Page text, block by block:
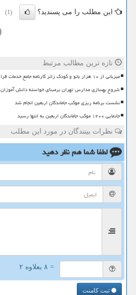
این مطلب را می پسندید؟ (1)
تازه ترین مطالب مرتبط
میزبانی از ۱۰ هزار بانو و کودک زائر کارنامه جامع خدمات قرارگاه زینبیه
شروع بهسازی مدارس تهران برمبنای خواسته دانش آموزان
نشست برنامه ریزی موکب جاماندگان اربعین انجام شد
جانمایی ۱۲۰۰ موکب جاماندگان اربعین به انتها رسید
نظرات بینندگان در مورد این مطلب
لطفا شما همنظر دهید
= ۸ بعلاوه ۲
ثبت کامنت